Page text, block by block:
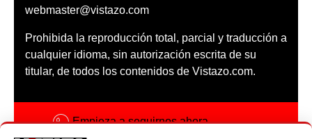
webmaster@vistazo.com
Prohibida la reproducción total, parcial y traducción a
cualquier idioma, sin autorización escrita de su
titular, de todos los contenidos de Vistazo.com.
Empieza a seguirnos ahora